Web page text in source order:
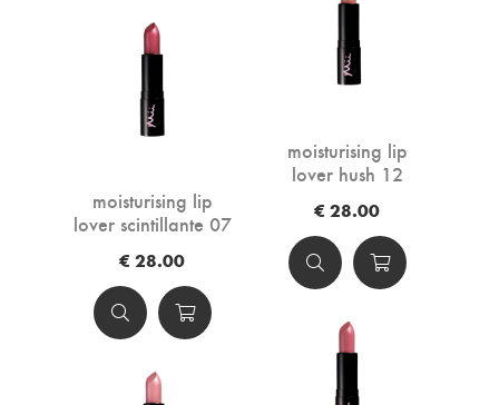
moisturising lip
lover hush 12
€ 28.00
moisturising lip
lover scintillante 07
€ 28.00